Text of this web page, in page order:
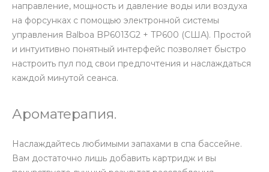
направление, мощность и давление воды или воздуха
на форсунках с помощью электронной системы
управления Balboa BP6013G2 + TP600 (США). Простой
и интуитивно понятный интерфейс позволяет быстро
настроить пул под свои предпочтения и наслаждаться
каждой минутой сеанса.
Ароматерапия.
Наслаждайтесь любимыми запахами в спа бассейне.
Вам достаточно лишь добавить картридж и вы